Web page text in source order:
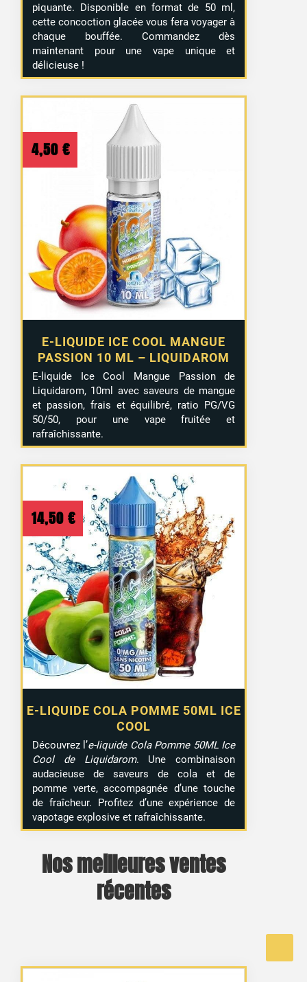
piquante. Disponible en format de 50 ml,
cette concoction glacée vous fera voyager à
chaque bouffée. Commandez dès
maintenant pour une vape unique et
délicieuse !
E-LIQUIDE ICE COOL MANGUE
PASSION 10 ML – LIQUIDAROM
4,50 €
E-liquide Ice Cool Mangue Passion de
Liquidarom, 10ml avec saveurs de mangue
et passion, frais et équilibré, ratio PG/VG
50/50, pour une vape fruitée et
rafraîchissante.
E-LIQUIDE COLA POMME 50ML ICE
COOL
14,50 €
Découvrez l’e-liquide Cola Pomme 50ML Ice
Cool de Liquidarom. Une combinaison
audacieuse de saveurs de cola et de
pomme verte, accompagnée d’une touche
de fraîcheur. Profitez d’une expérience de
vapotage explosive et rafraîchissante.
Nos meilleures ventes
récentes